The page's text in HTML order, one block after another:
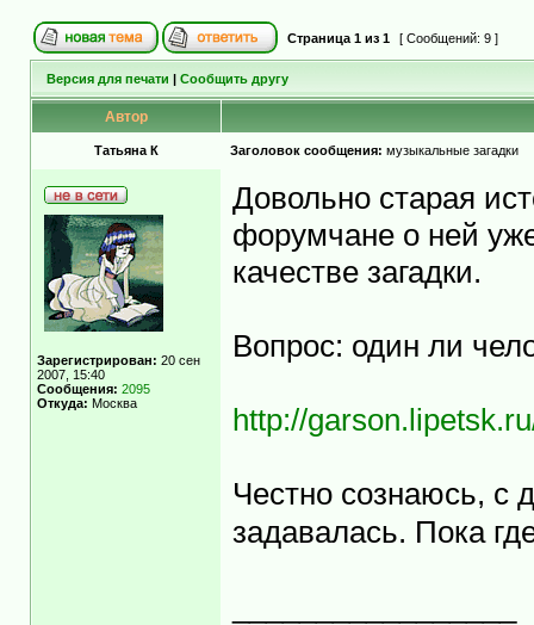
Страница 1 из 1 [ Сообщений: 9 ]
Версия для печати | Сообщить другу
Автор
Татьяна К Заголовок сообщения: музыкальные загадки
Зарегистрирован: 20 сен
2007, 15:40
Сообщения: 2095
Откуда: Москва
Довольно старая
форумчане о ней
качестве загадки.
Вопрос: один ли
http://
Честно сознаюсь, с
задавалась. Пока